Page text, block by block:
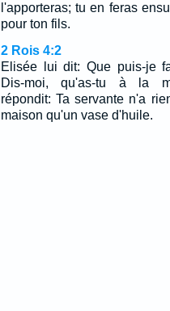
l'apporteras; tu en feras
pour ton fils.
2 Rois 4:2
Elisée lui dit: Que puis-je
Dis-moi, qu'as-tu à la
répondit: Ta servante n'a
maison qu'un vase d'huile.